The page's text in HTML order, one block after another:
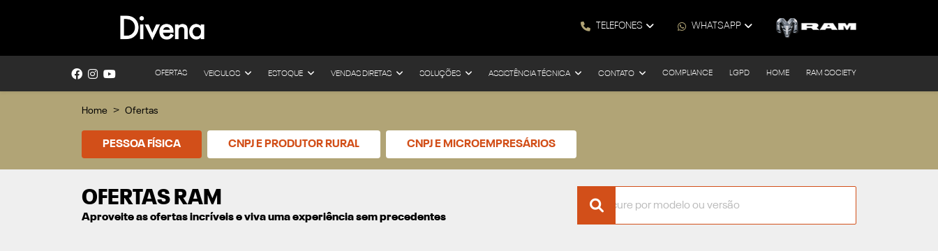
TELEFONES WHATSAPP
OFERTAS VEICULOS ESTOQUE VENDAS DIRETAS SOLUÇÕES ASSISTÊNCIA TÉCNICA CONTATO COMPLIANCE LGPD HOME RAM SOCIETY
Home Ofertas
PESSOA FÍSICA CNPJ E PRODUTOR RURAL CNPJ E MICROEMPRESÁRIOS
OFERTAS RAM
Aproveite as ofertas incríveis e viva uma experiência sem precedentes